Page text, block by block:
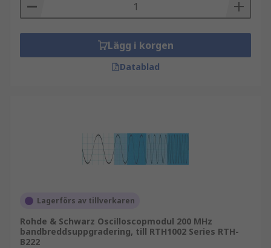
Lägg i korgen
Datablad
Lagerförs av tillverkaren
Rohde & Schwarz Oscilloscopmodul 200 MHz
bandbreddsuppgradering, till RTH1002 Series RTH-
B222